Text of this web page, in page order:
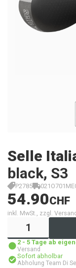
Selle
black, S3
P2785
54.90CHF
inkl. MwSt., zzgl.
2 - 5 Tage ab
Versand
Sofort abholbar
Abholung Team Di